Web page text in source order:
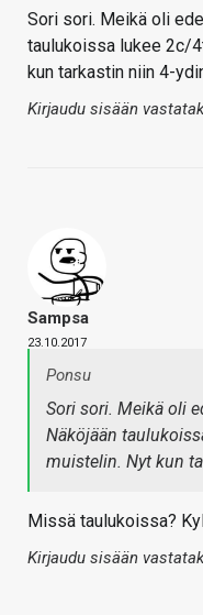
Sori sori. Meikä oli
taulukoissa lukee 2c/
kun tarkastin niin 4-
Kirjaudu sisään
Sampsa
23.10.2017
Ponsu
Sori sori. Meikä oli
Näköjään
muistelin. Nyt kun
Missä taulukoissa?
Kirjaudu sisään